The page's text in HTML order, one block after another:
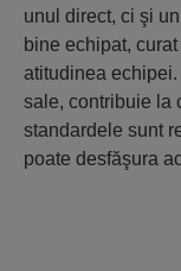
unul direct, ci şi
bine echipat,
atitudinea
sale, contribuie la
standardele sunt
poate desfăşura